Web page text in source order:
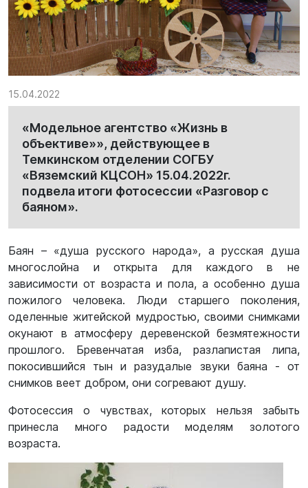
15.04.2022
«Модельное агентство «Жизнь в
объективе»», действующее в
Темкинском отделении СОГБУ
«Вяземский КЦСОН» 15.04.2022г.
подвела итоги фотосессии «Разговор с
баяном».
Баян – «душа русского народа», а русская душа
многослойна и открыта для каждого в не
зависимости от возраста и пола, а особенно душа
пожилого человека. Люди старшего поколения,
оделенные житейской мудростью, своими снимками
окунают в атмосферу деревенской безмятежности
прошлого. Бревенчатая изба, разлапистая липа,
покосившийся тын и разудалые звуки баяна - от
снимков веет добром, они согревают душу.
Фотосессия о чувствах, которых нельзя забыть
принесла много радости моделям золотого
возраста.